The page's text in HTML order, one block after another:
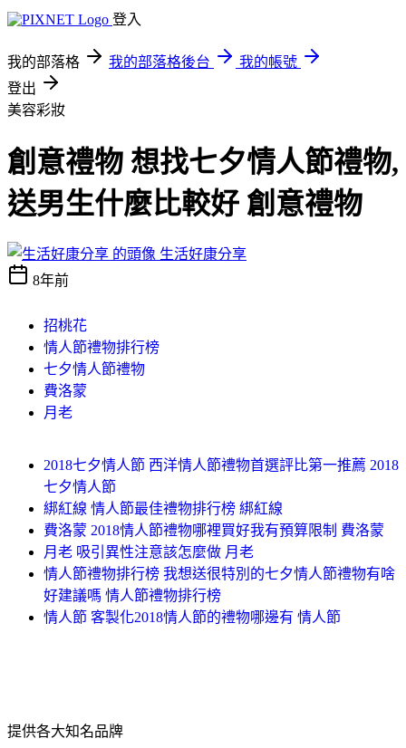
登入
我的部落格 我的部落格後台
我的帳號
登出
美容彩妝
創意禮物 想找七夕情人節禮物,
送男生什麼比較好 創意禮物
生活好康分享
8年前
招桃花
情人節禮物排行榜
七夕情人節禮物
費洛蒙
月老
2018七夕情人節 西洋情人節禮物首選評比第一推薦 2018
七夕情人節
綁紅線 情人節最佳禮物排行榜 綁紅線
費洛蒙 2018情人節禮物哪裡買好我有預算限制 費洛蒙
月老 吸引異性注意該怎麼做 月老
情人節禮物排行榜 我想送很特別的七夕情人節禮物有啥
好建議嗎 情人節禮物排行榜
情人節 客製化2018情人節的禮物哪邊有 情人節
提供各大知名品牌